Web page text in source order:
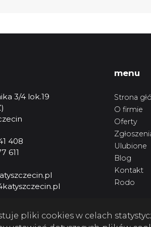
3/4 lok.19
408
611
menu
Strona
O firmie
Oferty
Ulubione
Blog
Kontakt
Rodo
pliki cookies w celach